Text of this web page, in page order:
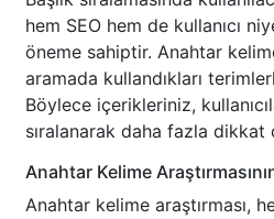
hem SEO hem de kullanıcı
öneme sahiptir. Anahtar
aramada kullandıkları
Böylece içerikleriniz,
sıralanarak daha fazla dikkat
Anahtar Kelime
Anahtar kelime araştırması,